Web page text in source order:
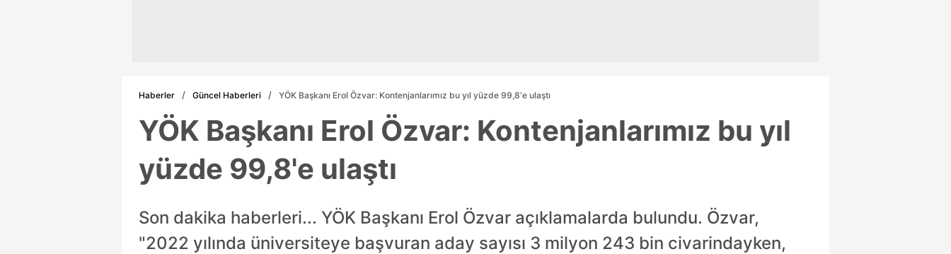
Haberler Güncel Haberleri YÖK Başkanı Erol Özvar: Kontenjanlarımız bu yıl yüzde 99,8'e ulaştı
YÖK Başkanı Erol Özvar: Kontenjanlarımız bu yıl
yüzde 99,8'e ulaştı
Son dakika haberleri... YÖK Başkanı Erol Özvar açıklamalarda bulundu. Özvar,
"2022 yılında üniversiteye başvuran aday sayısı 3 milyon 243 bin civarindayken,